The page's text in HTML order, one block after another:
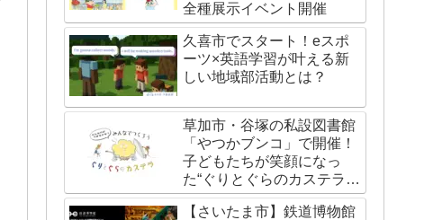
全種展示イベント開催
久喜市でスタート！eスポ
ーツ×英語学習が叶える新
しい地域部活動とは？
草加市・谷塚の私設図書館
「やつかブンコ」で開催！
子どもたちが笑顔になっ
た“ぐりとぐらのカステライ
ベント”レポート
【さいたま市】鉄道博物館